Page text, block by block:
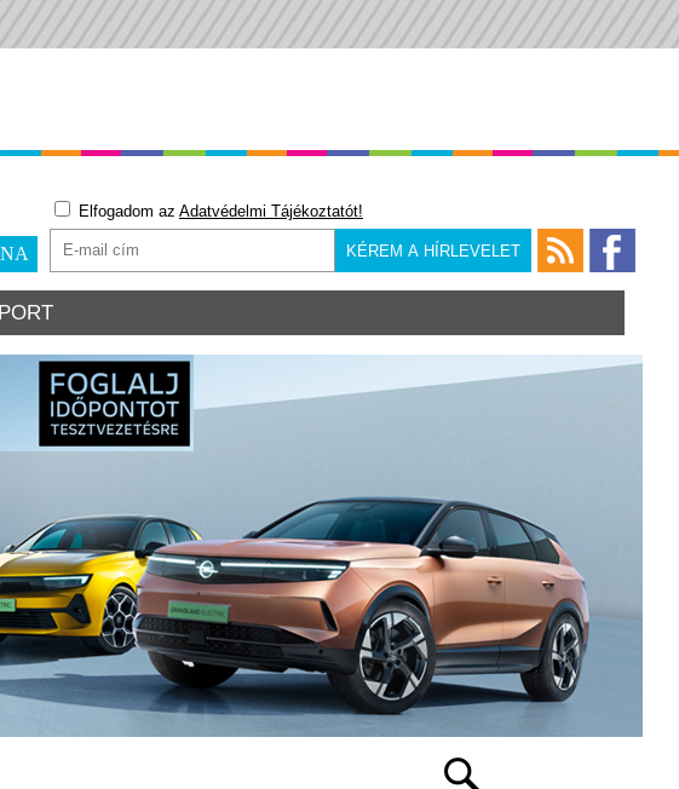
Elfogadom az Adatvédelmi Tájékoztatót!